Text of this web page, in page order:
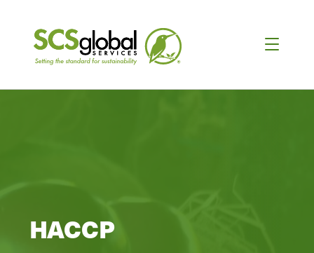
HACCP